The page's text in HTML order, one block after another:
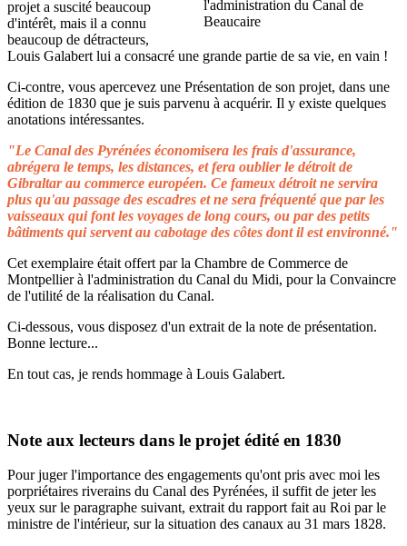
projet a suscité beaucoup
d'intérêt, mais il a connu
beaucoup de détracteurs,
Louis Galabert lui a consacré une grande partie de sa vie, en vain !
Ci-contre, vous apercevez une Présentation de son projet, dans une
édition de 1830 que je suis parvenu à acquérir. Il y existe quelques
anotations intéressantes.
"Le Canal des Pyrénées économisera les frais d'assurance,
abrégera le temps, les distances, et fera oublier le détroit de
Gibraltar au commerce européen. Ce fameux détroit ne servira
plus qu'au passage des escadres et ne sera fréquenté que par les
vaisseaux qui font les voyages de long cours, ou par des petits
bâtiments qui servent au cabotage des côtes dont il est environné."
Cet exemplaire était offert par la Chambre de Commerce de
Montpellier à l'administration du Canal du Midi, pour la Convaincre
de l'utilité de la réalisation du Canal.
Ci-dessous, vous disposez d'un extrait de la note de présentation.
Bonne lecture...
En tout cas, je rends hommage à Louis Galabert.
Note aux lecteurs dans le projet édité en 1830
Pour juger l'importance des engagements qu'ont pris avec moi les
porpriétaires riverains du Canal des Pyrénées, il suffit de jeter les
yeux sur le paragraphe suivant, extrait du rapport fait au Roi par le
ministre de l'intérieur, sur la situation des canaux au 31 mars 1828.